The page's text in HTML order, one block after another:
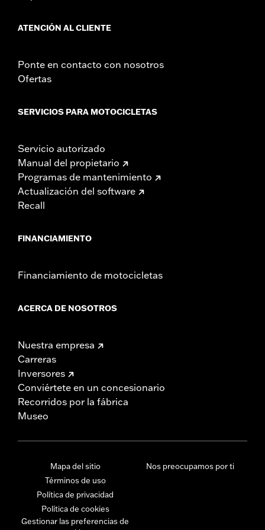
ATENCIÓN AL CLIENTE
Ponte en contacto con nosotros
Ofertas
SERVICIOS PARA MOTOCICLETAS
Servicio autorizado
Manual del propietario
Programas de mantenimiento
Actualización del software
Recall
FINANCIAMIENTO
Financiamiento de motocicletas
ACERCA DE NOSOTROS
Nuestra empresa
Carreras
Inversores
Conviértete en un concesionario
Recorridos por la fábrica
Museo
Mapa del sitio
Términos de uso
Política de privacidad
Política de cookies
Gestionar las preferencias de
Nos preocupamos por ti